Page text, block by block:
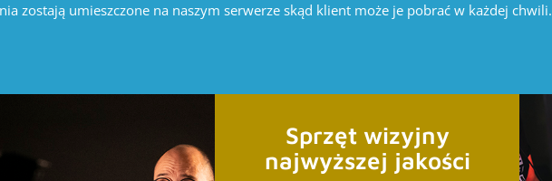
zostają umieszczone na naszym serwerze skąd klient może je pobrać w każdej chwili.
Sprzęt wizyjny
najwyższej jakości